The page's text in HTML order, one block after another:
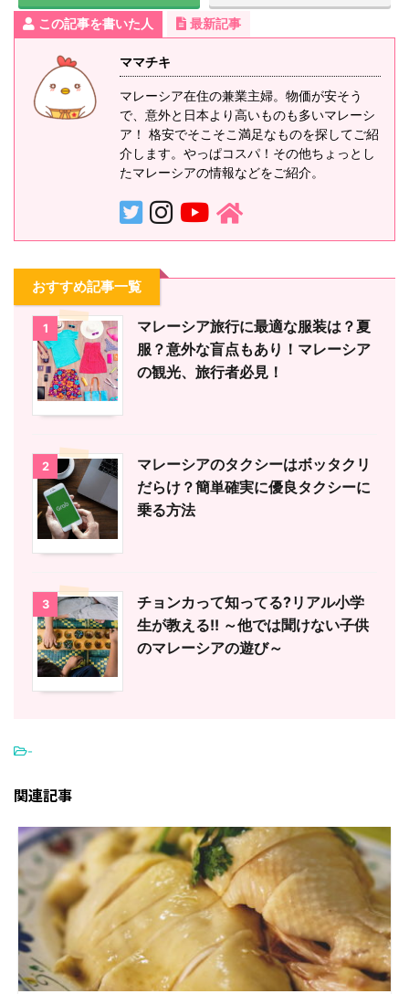
この記事を書いた人 最新記事
ママチキ
マレーシア在住の兼業主婦。物価が安そう
で、意外と日本より高いものも多いマレーシ
ア！ 格安でそこそこ満足なものを探してご紹
介します。やっぱコスパ！その他ちょっとし
たマレーシアの情報などをご紹介。
おすすめ記事一覧
1
マレーシア旅行に最適な服装は？夏
服？意外な盲点もあり！マレーシア
の観光、旅行者必見！
2
マレーシアのタクシーはボッタクリ
だらけ？簡単確実に優良タクシーに
乗る方法
3
チョンカって知ってる?リアル小学
生が教える!! ～他では聞けない子供
のマレーシアの遊び～
-
関連記事